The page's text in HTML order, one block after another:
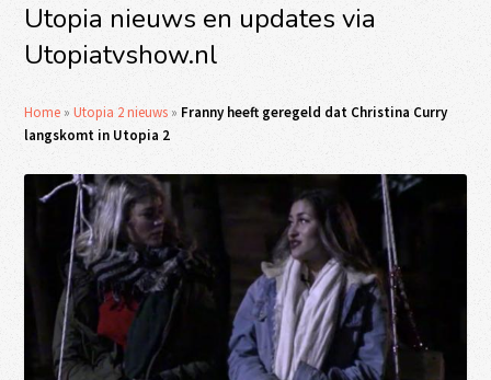
Utopia nieuws en updates via
Utopiatvshow.nl
Home »Utopia 2 nieuws » Franny heeft geregeld dat Christina Curry
langskomt in Utopia 2